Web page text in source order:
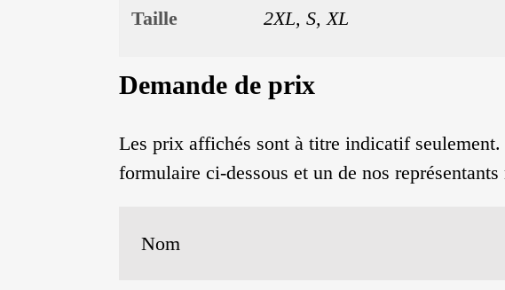
Taille 2XL, S, XL
Demande de prix
Les prix affichés sont à titre indicatif
formulaire ci-dessous et un de nos